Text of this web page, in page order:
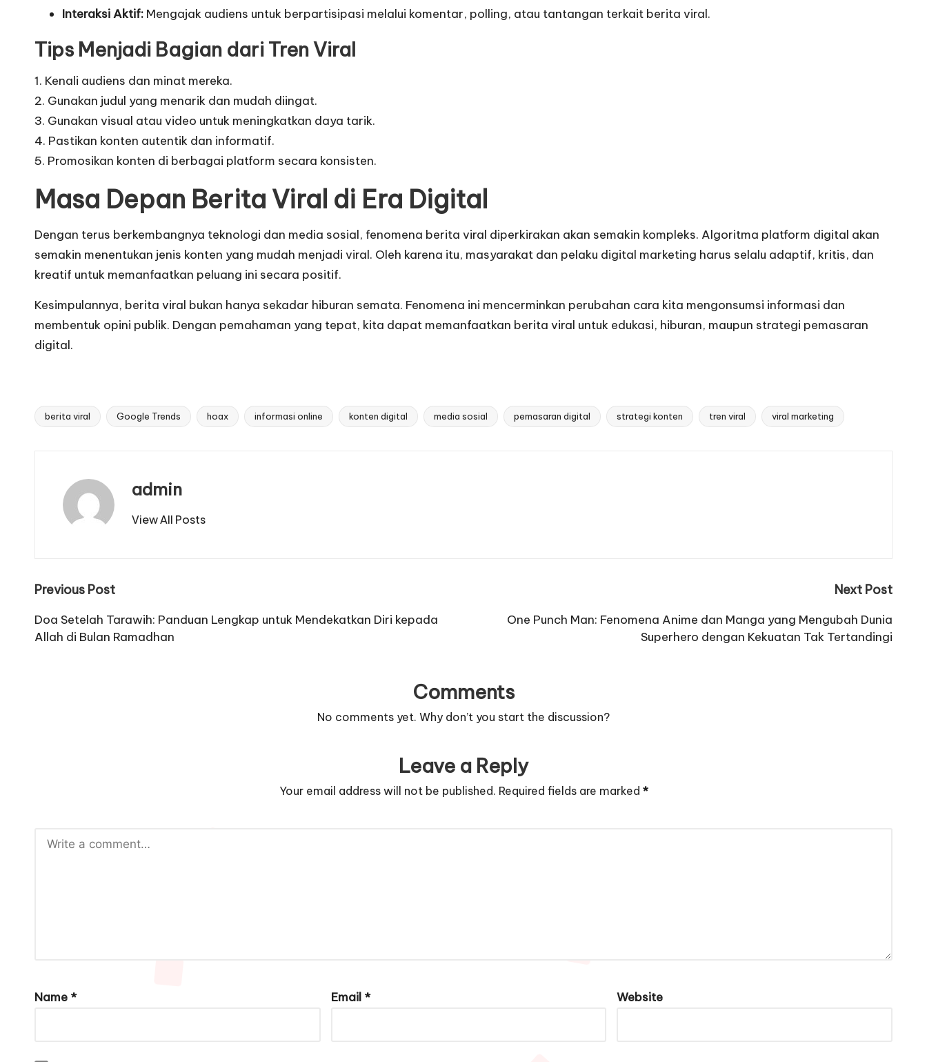
Interaksi Aktif: Mengajak audiens untuk berpartisipasi melalui komentar, polling, atau tantangan terkait berita viral.
Tips Menjadi Bagian dari Tren Viral
1. Kenali audiens dan minat mereka.
2. Gunakan judul yang menarik dan mudah diingat.
3. Gunakan visual atau video untuk meningkatkan daya tarik.
4. Pastikan konten autentik dan informatif.
5. Promosikan konten di berbagai platform secara konsisten.
Masa Depan Berita Viral di Era Digital
Dengan terus berkembangnya teknologi dan media sosial, fenomena berita viral diperkirakan akan semakin kompleks. Algoritma platform digital akan
semakin menentukan jenis konten yang mudah menjadi viral. Oleh karena itu, masyarakat dan pelaku digital marketing harus selalu adaptif, kritis, dan
kreatif untuk memanfaatkan peluang ini secara positif.
Kesimpulannya, berita viral bukan hanya sekadar hiburan semata. Fenomena ini mencerminkan perubahan cara kita mengonsumsi informasi dan
membentuk opini publik. Dengan pemahaman yang tepat, kita dapat memanfaatkan berita viral untuk edukasi, hiburan, maupun strategi pemasaran
digital.
Tags:
berita viral Google Trends hoax informasi online konten digital media sosial pemasaran digital strategi konten tren viral viral marketing
admin
View All Posts
Post
navigation
Previous Post
Doa Setelah Tarawih: Panduan Lengkap untuk Mendekatkan Diri kepada
Allah di Bulan Ramadhan
Next Post
One Punch Man: Fenomena Anime dan Manga yang Mengubah Dunia
Superhero dengan Kekuatan Tak Tertandingi
Comments
No comments yet. Why don’t you start the discussion?
Leave a Reply
Your email address will not be published. Required fields are marked *
Name * Email * Website